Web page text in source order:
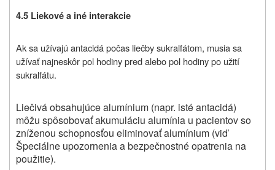
4.5 Liekové a iné interakcie
Ak sa užívajú antacidá počas liečby sukralfátom, musia sa
užívať najneskôr pol hodiny pred alebo pol hodiny po užití
sukralfátu.
Liečivá obsahujúce alumínium (napr. isté antacidá)
môžu spôsobovať akumuláciu alumínia u pacientov so
zníženou schopnosťou eliminovať alumínium (viď
Špeciálne upozornenia a bezpečnostné opatrenia na
použitie).